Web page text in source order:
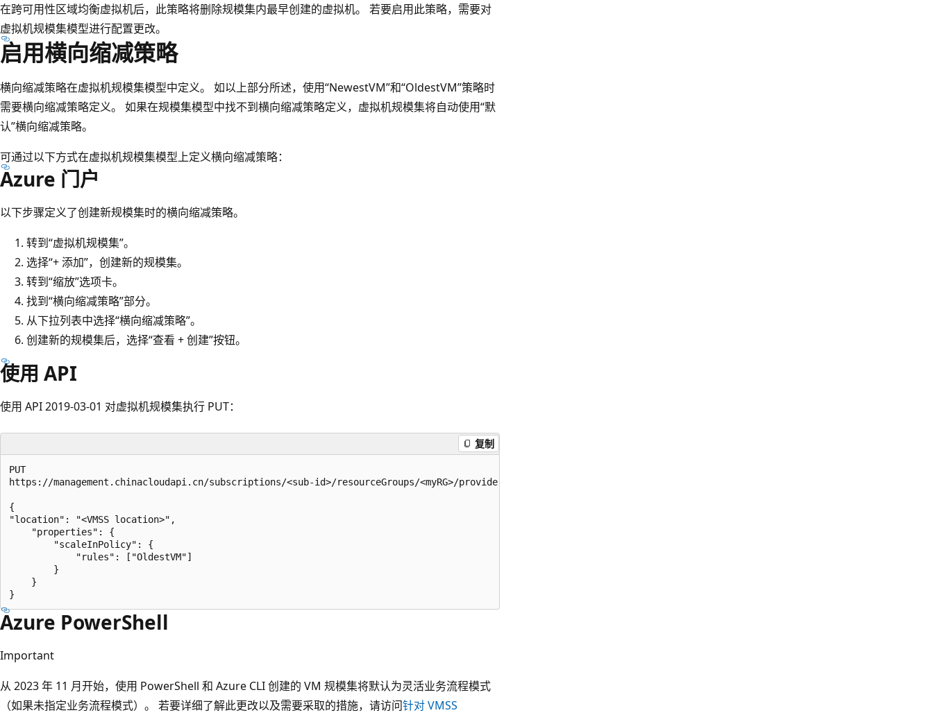
在跨可用性区域均衡虚拟机后，此策略将删除规模集内最早创建的虚拟机。 若要启用此策略，需要对
虚拟机规模集模型进行配置更改。
启用横向缩减策略
横向缩减策略在虚拟机规模集模型中定义。 如以上部分所述，使用“NewestVM”和“OldestVM”策略时
需要横向缩减策略定义。 如果在规模集模型中找不到横向缩减策略定义，虚拟机规模集将自动使用“默
认”横向缩减策略。
可通过以下方式在虚拟机规模集模型上定义横向缩减策略：
Azure 门户
以下步骤定义了创建新规模集时的横向缩减策略。
转到“虚拟机规模集”。
选择“+ 添加”，创建新的规模集。
转到“缩放”选项卡。
找到“横向缩减策略”部分。
从下拉列表中选择“横向缩减策略”。
创建新的规模集后，选择“查看 + 创建”按钮。
使用 API
使用 API 2019-03-01 对虚拟机规模集执行 PUT：
复制
PUT
https://management.chinacloudapi.cn/subscriptions/<sub-id>/resourceGroups/<myRG>/providers/Microsoft.Compute/virtualMachineScaleSets/<myVMSS>?api-version=2019-03-01
{
"location": "<VMSS location>",
    "properties": {
        "scaleInPolicy": {
            "rules": ["OldestVM"]
        }
    }
Azure PowerShell
Important
从 2023 年 11 月开始，使用 PowerShell 和 Azure CLI 创建的 VM 规模集将默认为灵活业务流程模式
（如果未指定业务流程模式）。 若要详细了解此更改以及需要采取的措施，请访问针对 VMSS